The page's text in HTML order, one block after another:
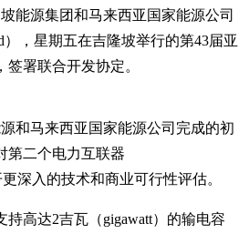
坡能源集团和马来西亚国家能源公司
），星期五在吉隆坡举行的第43届亚
署联合开发协定。
和马来西亚国家能源公司完成的初
第二个电力互联器
更深入的技术和商业可行性评估。
高达2吉瓦（gigawatt）的输电容